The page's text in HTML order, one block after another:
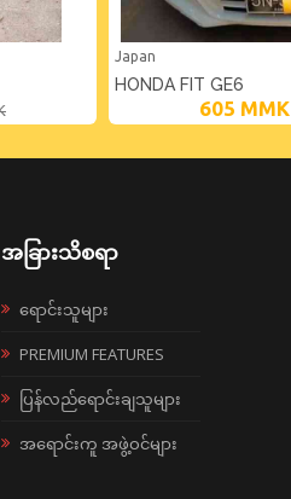
Japan
HONDA FIT GE6
605 MMK
အခြားသိစရာ
ရောင်းသူများ
PREMIUM FEATURES
ပြန်လည်ရောင်းချသူများ
အရောင်းကူ အဖွဲ့ဝင်များ